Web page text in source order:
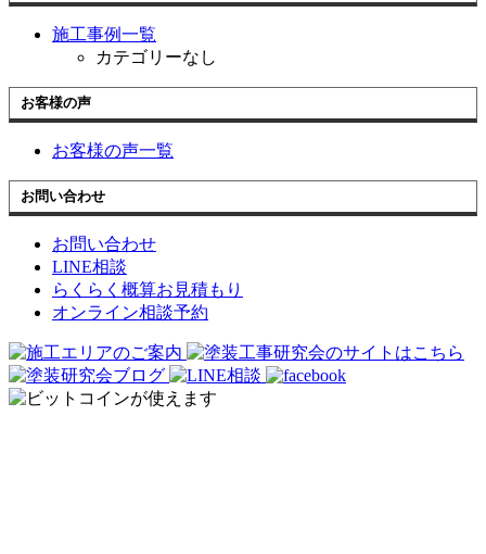
施工事例一覧
カテゴリーなし
お客様の声
お客様の声一覧
お問い合わせ
お問い合わせ
LINE相談
らくらく概算お見積もり
オンライン相談予約